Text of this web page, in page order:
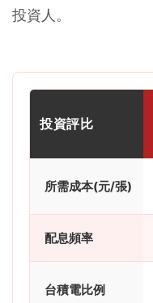
投資人。
投資評比
所需成本(元/張)
配息頻率
台積電比例